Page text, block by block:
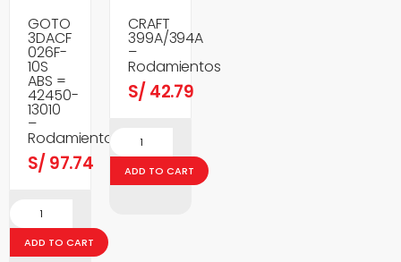
GOTO
3DACF
026F-
10S
ABS =
42450-
13010
–
Rodamientos
S/ 97.74
ADD TO CART
CRAFT
399A/394A
–
Rodamientos
S/ 42.79
ADD TO CART